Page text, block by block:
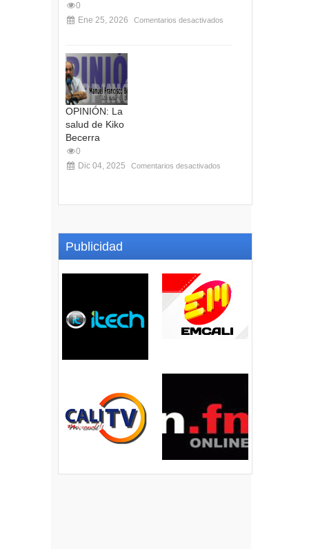
0
Ene 25, 2026
Comentarios desactivados
OPINIÓN: La
salud de Kiko
Becerra
0
Dic 04, 2025
Comentarios desactivados
Publicidad